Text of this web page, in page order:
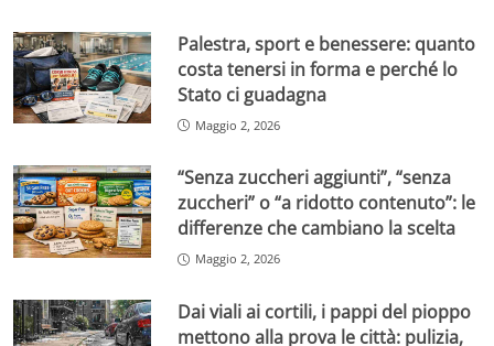
Palestra, sport e benessere: quanto
costa tenersi in forma e perché lo
Stato ci guadagna
Maggio 2, 2026
“Senza zuccheri aggiunti”, “senza
zuccheri” o “a ridotto contenuto”: le
differenze che cambiano la scelta
Maggio 2, 2026
Dai viali ai cortili, i pappi del pioppo
mettono alla prova le città: pulizia,